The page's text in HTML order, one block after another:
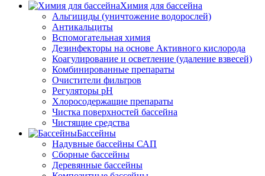
Химия для бассейна
Альгициды (уничтожение водорослей)
Антикальциты
Вспомогательная химия
Дезинфекторы на основе Активного кислорода
Коагулирование и осветление (удаление взвесей)
Комбинированные препараты
Очистители фильтров
Регуляторы pH
Хлоросодержащие препараты
Чистка поверхностей бассейна
Чистящие средства
Бассейны
Надувные бассейны САП
Сборные бассейны
Деревянные бассейны